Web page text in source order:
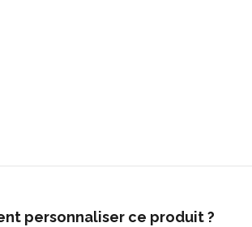
personnaliser ce produit ?